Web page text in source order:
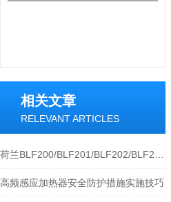
相关文章
RELEVANT ARTICLES
高频感应加热器安全防护措施实施技巧